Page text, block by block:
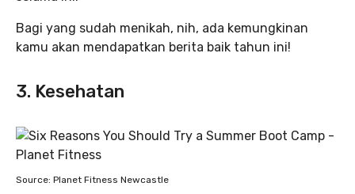
Bagi yang sudah menikah, nih, ada kemungkinan
kamu akan mendapatkan berita baik tahun ini!
3. Kesehatan
Source: Planet Fitness Newcastle